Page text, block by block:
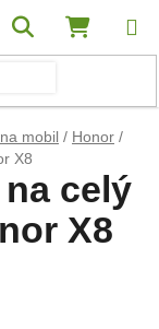
Hľadať
mobil / Honor /
X8
celý
X8